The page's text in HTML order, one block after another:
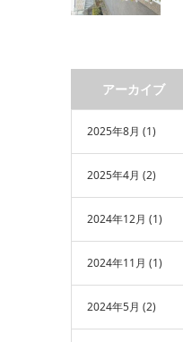
アーカイブ
2025年8月 (1)
2025年4月 (2)
2024年12月 (1)
2024年11月 (1)
2024年5月 (2)